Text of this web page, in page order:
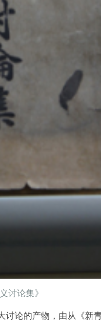
讨论集》
讨论的产物，由从《新